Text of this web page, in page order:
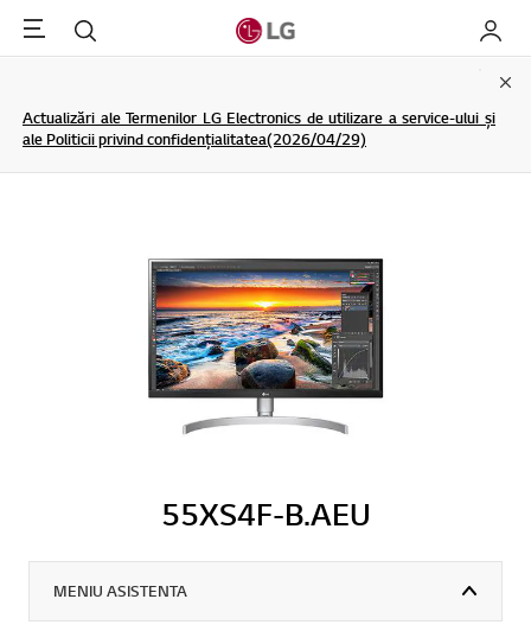
Menu Cautare My LG
Actualizări ale Termenilor LG Electronics de utilizare a service-ului și
ale Politicii privind confidențialitatea(2026/04/29)
55XS4F-B.AEU
MENIU ASISTENTA